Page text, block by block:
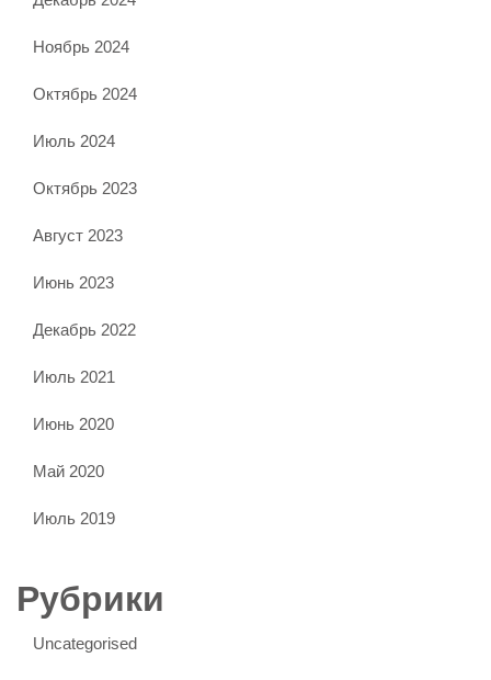
Ноябрь 2024
Октябрь 2024
Июль 2024
Октябрь 2023
Август 2023
Июнь 2023
Декабрь 2022
Июль 2021
Июнь 2020
Май 2020
Июль 2019
Рубрики
Uncategorised